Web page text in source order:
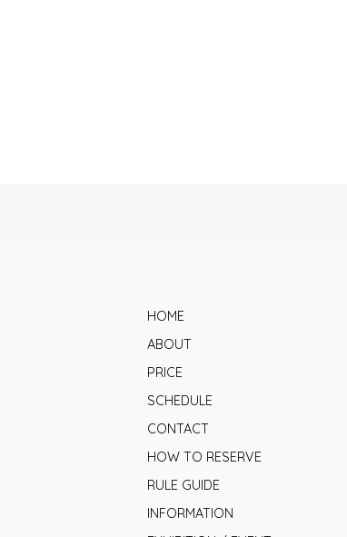
HOME
ABOUT
PRICE
SCHEDULE
CONTACT
HOW TO RESERVE
RULE GUIDE
INFORMATION